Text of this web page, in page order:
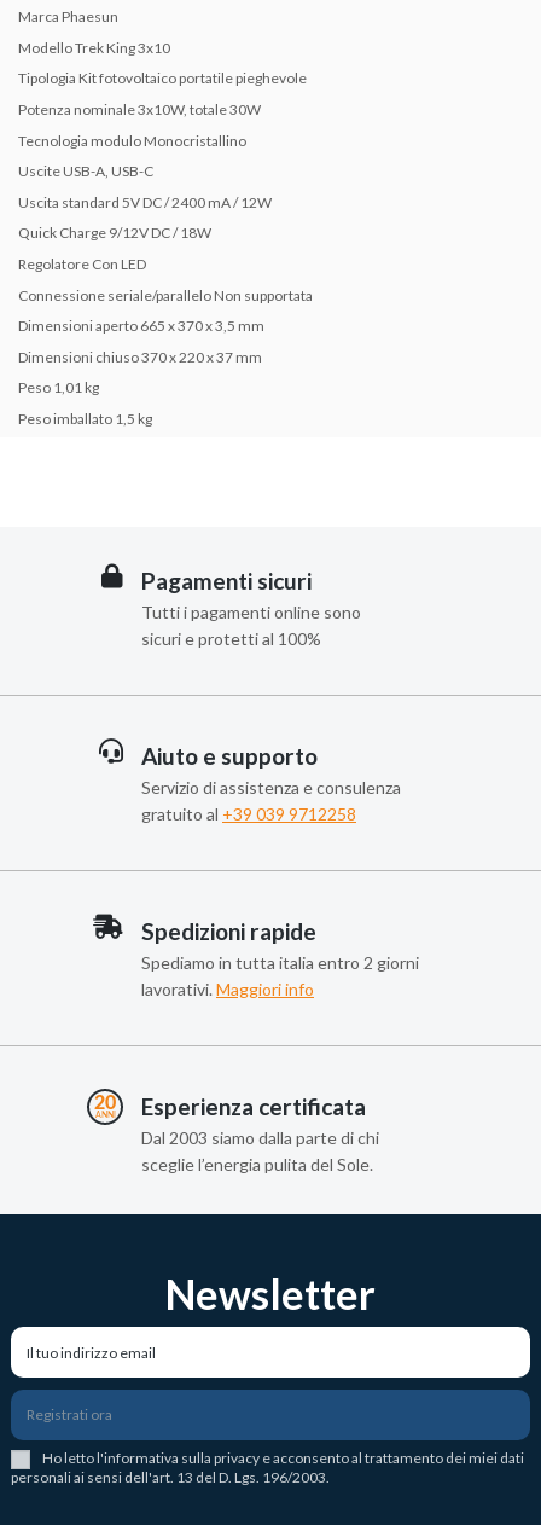
Marca Phaesun
ModelloTrek King 3x10
Tipologia Kit fotovoltaico portatile pieghevole
Potenza nominale3x10W, totale 30W
Tecnologia modulo Monocristallino
Uscite USB-A, USB-C
Uscita standard 5V DC / 2400 mA / 12W
Quick Charge 9/12V DC / 18W
Regolatore Con LED
Connessione seriale/parallelo Non supportata
Dimensioni aperto 665 x 370 x 3,5 mm
Dimensioni chiuso370 x 220 x 37 mm
Peso 1,01 kg
Peso imballato 1,5 kg
Pagamenti sicuri
Tutti i pagamenti online sono
sicuri e protetti al 100%
Aiuto e supporto
Servizio di assistenza e consulenza
gratuito al +39 039 9712258
Spedizioni rapide
Spediamo in tutta italia entro 2 giorni
lavorativi. Maggiori info
Esperienza certificata
Dal 2003 siamo dalla parte di chi
sceglie l’energia pulita del Sole.
Newsletter
Registrati ora
Ho letto l'informativa sulla privacy e acconsento al trattamento dei miei dati
personali ai sensi dell'art. 13 del D. Lgs. 196/2003.